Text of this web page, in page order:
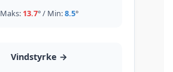
Maks: 13.7° / Min:8.5°
Vindstyrke →